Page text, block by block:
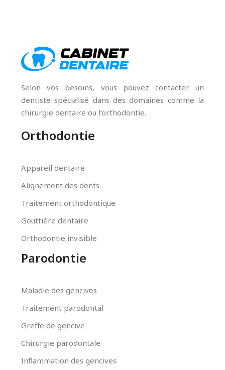
Selon vos besoins, vous pouvez contacter un
dentiste spécialisé dans des domaines comme la
chirurgie dentaire ou l’orthodontie.
Orthodontie
Appareil dentaire
Alignement des dents
Traitement orthodontique
Gouttière dentaire
Orthodontie invisible
Parodontie
Maladie des gencives
Traitement parodontal
Greffe de gencive
Chirurgie parodontale
Inflammation des gencives